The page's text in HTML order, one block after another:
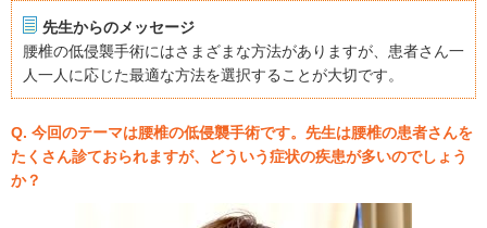
先生からのメッセージ
腰椎の低侵襲手術にはさまざまな方法がありますが、患者さん一
人一人に応じた最適な方法を選択することが大切です。
Q. 今回のテーマは腰椎の低侵襲手術です。先生は腰椎の患者さんを
たくさん診ておられますが、どういう症状の疾患が多いのでしょう
か？